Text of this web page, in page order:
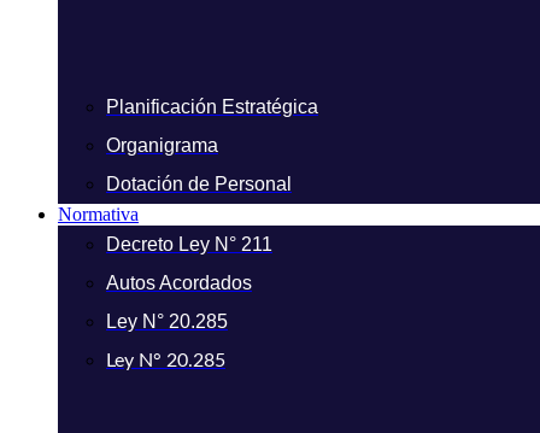
Planificación Estratégica
Organigrama
Dotación de Personal
Normativa
Decreto Ley N° 211
Autos Acordados
Ley N° 20.285
Ley N° 20.285